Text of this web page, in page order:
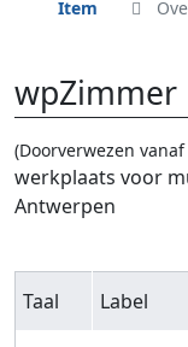
Item
wpZimmer
(Doorverwezen vanaf
Ga naar:navigatie,
werkplaats voor
Antwerpen
Taal Label